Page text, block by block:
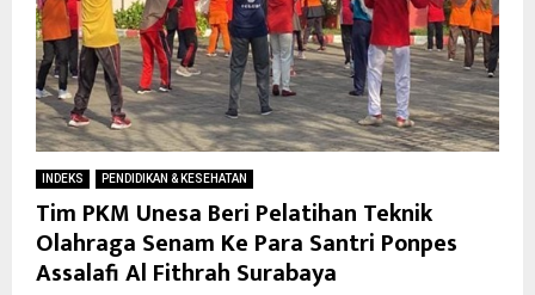
INDEKS PENDIDIKAN & KESEHATAN
Tim PKM Unesa Beri Pelatihan Teknik
Olahraga Senam Ke Para Santri Ponpes
Assalafi Al Fithrah Surabaya